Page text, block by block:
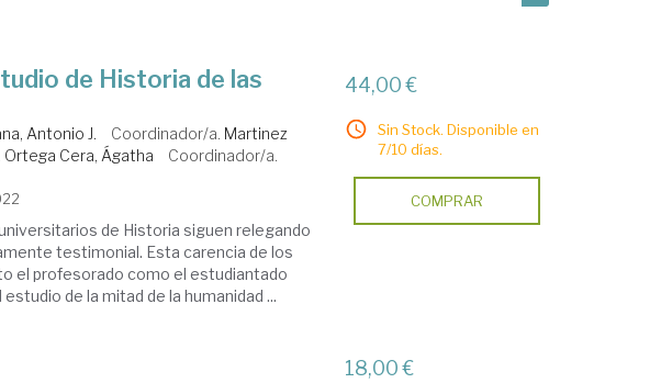
de Historia de las
Antonio J. Coordinador/a. Martinez
Ortega Cera, Ágatha
Coordinador/a.
de Historia siguen relegando
testimonial. Esta carencia de los
el profesorado como el estudiantado
de la mitad de la humanidad ...
44,00 €
Sin Stock. Disponible en
7/10 días.
COMPRAR
18,00 €